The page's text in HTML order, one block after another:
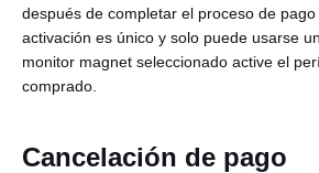
después de completar el proceso de
activación es único y solo puede usarse
monitor magnet seleccionado active el
comprado.
Cancelación de pago